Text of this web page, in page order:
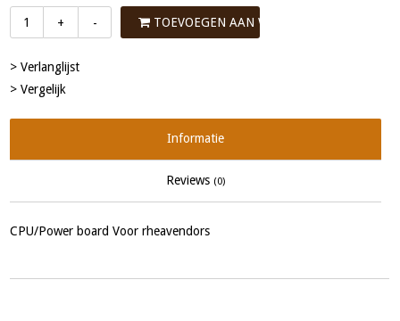
+ - TOEVOEGEN AAN WINKELWAGEN
> Verlanglijst
> Vergelijk
Informatie
Reviews (0)
CPU/Power board Voor rheavendors